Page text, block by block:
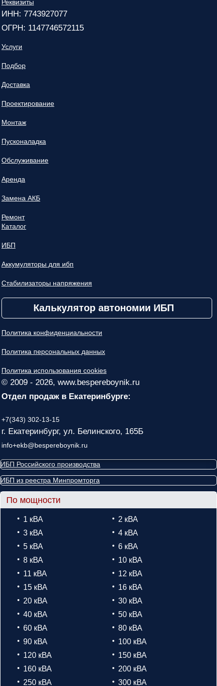
Реквизиты
ИНН: 7743927077
ОГРН: 1147746572115
Услуги
Подбор
Доставка
Проектирование
Монтаж
Пусконаладка
Обслуживание
Аренда
Замена АКБ
Ремонт
Каталог
ИБП
Аккумуляторы для ибп
Стабилизаторы напряжения
Калькулятор автономии ИБП
Политика конфиденциальности
Политика персональных данных
Политика использования cookies
© 2009 - 2026, www.bespereboynik.ru
Отдел продаж в Екатеринбурге:
+7(343) 302-13-15
г. Екатеринбург, ул. Белинского, 165Б
info+ekb@bespereboynik.ru
ИБП Российского производства
ИБП из реестра Минпромторга
По мощности
1 кВА
2 кВА
3 кВА
4 кВА
5 кВА
6 кВА
8 кВА
10 кВА
11 кВА
12 кВА
15 кВА
16 кВА
20 кВА
30 кВА
40 кВА
50 кВА
60 кВА
80 кВА
90 кВА
100 кВА
120 кВА
150 кВА
160 кВА
200 кВА
250 кВА
300 кВА